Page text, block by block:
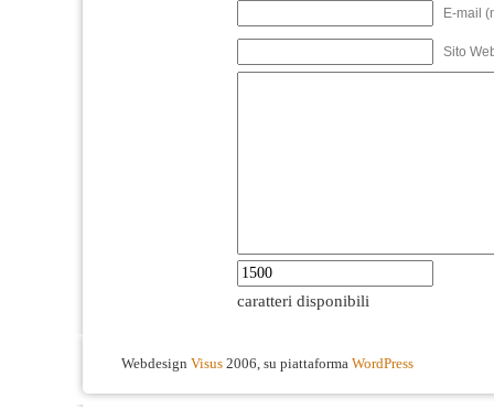
E-mail
Sito
caratteri disponibili
Webdesign Visus 2006, su piattaforma WordPress